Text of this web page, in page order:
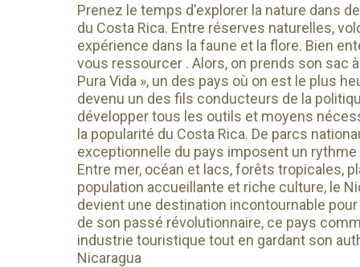
Prenez le temps d'explorer la nature dans
du Costa Rica. Entre réserves naturelles,
expérience dans la faune et la flore. Bien
vous ressourcer . Alors, on prends son sac
Pura Vida », un des pays où on est le plus
devenu un des fils conducteurs de la
développer tous les outils et moyens
la popularité du Costa Rica. De parcs
exceptionnelle du pays imposent un
Entre mer, océan et lacs, forêts tropicales,
population accueillante et riche culture, le
devient une destination incontournable
de son passé révolutionnaire, ce pays
industrie touristique tout en gardant son
Nicaragua